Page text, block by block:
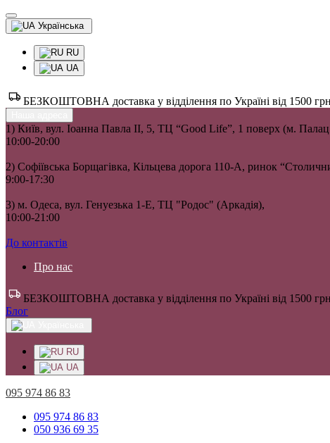
Українська
RU
UA
БЕЗКОШТОВНА доставка у відділення по Україні від 1500 грн
1) Київ, вул. Іоанна Павла II, 5, ТЦ “Good Life”, 1 поверх (м.
10:00-20:00
2) Софіївська Борщагівка, Кільцева дорога 110-А, ринок
9:00-17:30
3) м. Одеса, вул. Генуезька 1-Е, ТЦ "Родос" (Аркадія),
10:00-21:00
До контактів
Про нас
БЕЗКОШТОВНА доставка у відділення по Україні від 1500 грн
Блог
RU
UA
095 974 86 83
095 974 86 83
050 936 69 35